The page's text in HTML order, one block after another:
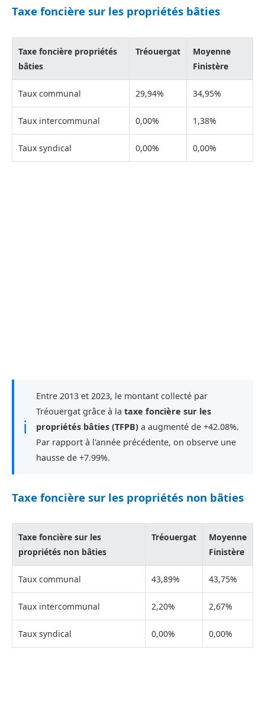
Taxe foncière sur les propriétés bâties
Taxe foncière propriétés
bâties
Tréouergat
Moyenne
Finistère
Taux communal 29,94% 34,95%
Taux intercommunal 0,00% 1,38%
Taux syndical 0,00% 0,00%
ℹ
Entre 2013 et 2023, le montant collecté par
Tréouergat grâce à la taxe foncière sur les
propriétés bâties (TFPB) a augmenté de +42.08%.
Par rapport à l'année précédente, on observe une
hausse de +7.99%.
Taxe foncière sur les propriétés non bâties
Taxe foncière sur les
propriétés non bâties
Tréouergat
Moyenne
Finistère
Taux communal 43,89% 43,75%
Taux intercommunal 2,20% 2,67%
Taux syndical 0,00% 0,00%